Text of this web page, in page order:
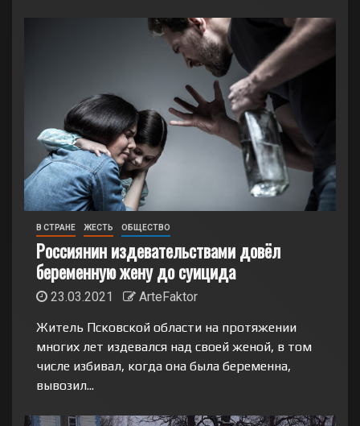
В СТРАНЕ ЖЕСТЬ ОБЩЕСТВО
Россиянин издевательствами довёл
беременную жену до суицида
23.03.2021
ArteFaktor
Житель Псковской области на протяжении
многих лет издевался над своей женой, в том
числе избивал, когда она была беременна,
вывозил...